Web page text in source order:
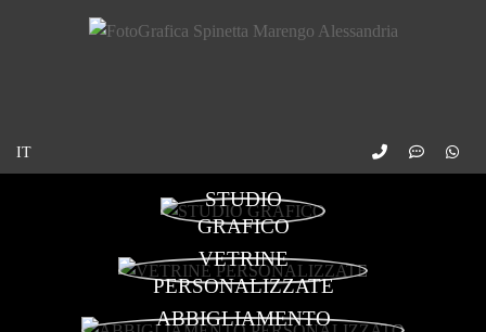
STUDIO
GRAFICO
VETRINE
PERSONALIZZATE
ABBIGLIAMENTO